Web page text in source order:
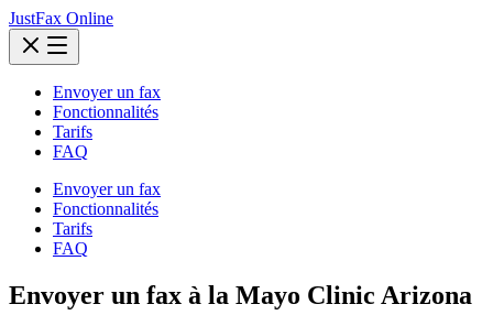
JustFax Online
Envoyer un fax
Fonctionnalités
Tarifs
FAQ
Envoyer un fax
Fonctionnalités
Tarifs
FAQ
Envoyer un fax à la Mayo Clinic Arizona